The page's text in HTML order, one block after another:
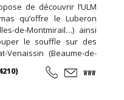
de découvrir l’ULM
qu’offre le Luberon
de-Montmirail…) ainsi
le souffle sur des
Venaissin (Beaume-de-
le-Brave…), sur les
Gordes, L’Isle sur